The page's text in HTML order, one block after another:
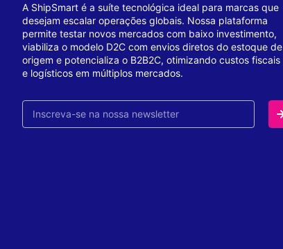
A ShipSmart é a suíte tecnológica ideal para marcas que
desejam escalar operações globais. Nossa plataforma
permite testar novos mercados com baixo investimento,
viabiliza o modelo D2C com envios diretos do estoque de
origem e potencializa o B2B2C, otimizando custos fiscais
e logísticos em múltiplos mercados.